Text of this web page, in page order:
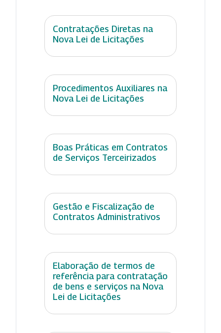
Contratações Diretas na
Nova Lei de Licitações
Procedimentos Auxiliares na
Nova Lei de Licitações
Boas Práticas em Contratos
de Serviços Terceirizados
Gestão e Fiscalização de
Contratos Administrativos
Elaboração de termos de
referência para contratação
de bens e serviços na Nova
Lei de Licitações